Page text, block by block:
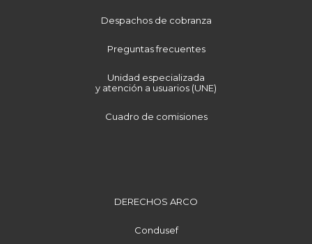
Despachos de cobranza
Preguntas frecuentes
Unidad especializada
y atención a usuarios (UNE)
Cuadro de comisiones
DERECHOS ARCO
Condusef